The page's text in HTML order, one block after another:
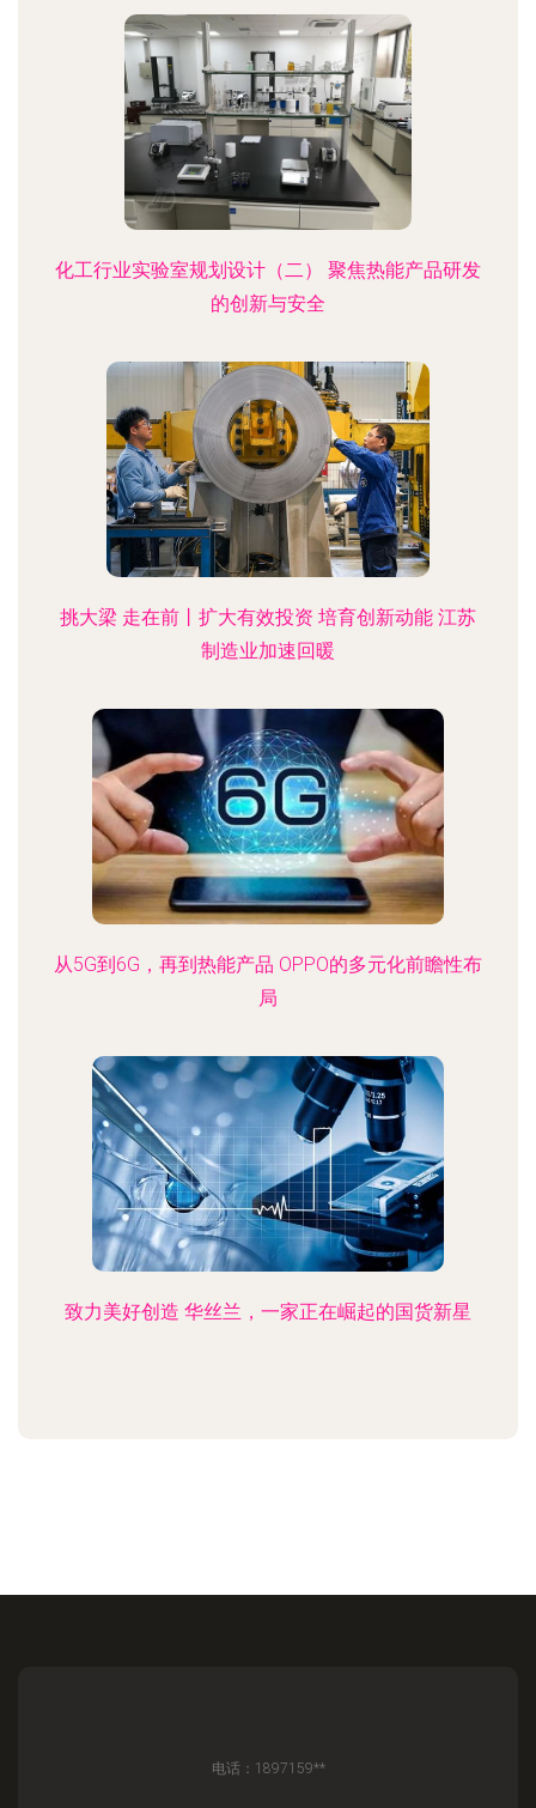
化工行业实验室规划设计（二） 聚焦热能产品研发
的创新与安全
挑大梁 走在前丨扩大有效投资 培育创新动能 江苏
制造业加速回暖
从5G到6G，再到热能产品 OPPO的多元化前瞻性布
局
致力美好创造 华丝兰，一家正在崛起的国货新星
电话：1897159**